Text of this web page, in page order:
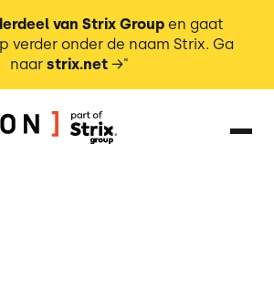
van Strix Group en gaat
verder onder de naam Strix. Ga
naar strix.net →"